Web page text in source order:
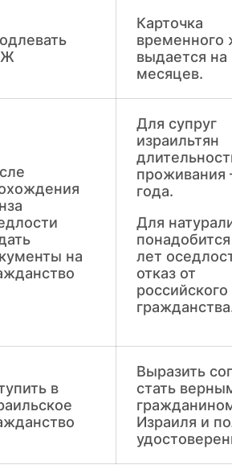
Карточка
временного
выдается на
месяцев.
на
Для супруг
израильтян
проживания
года.
Для
лет
отказ от
российского
в
Выразить
стать
Израиля и